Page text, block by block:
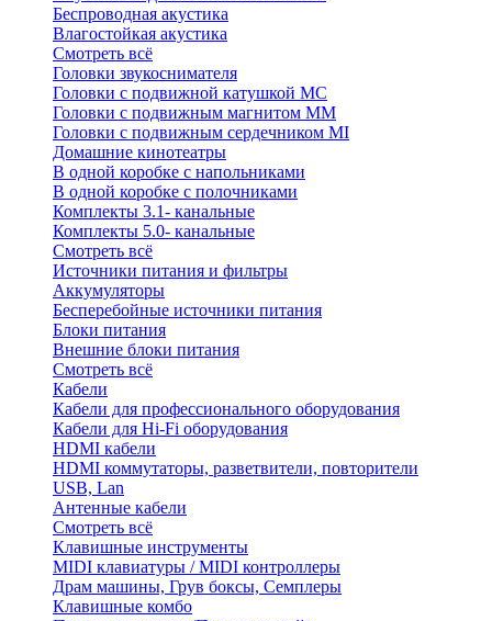
Беспроводная акустика
Влагостойкая акустика
Смотреть всё
Головки звукоснимателя
Головки с подвижной катушкой MC
Головки с подвижным магнитом ММ
Головки с подвижным сердечником MI
Домашние кинотеатры
В одной коробке с напольниками
В одной коробке с полочниками
Комплекты 3.1- канальные
Комплекты 5.0- канальные
Смотреть всё
Источники питания и фильтры
Аккумуляторы
Бесперебойные источники питания
Блоки питания
Внешние блоки питания
Смотреть всё
Кабели
Кабели для профессионального оборудования
Кабели для Hi-Fi оборудования
HDMI кабели
HDMI коммутаторы, разветвители, повторители
USB, Lan
Антенные кабели
Смотреть всё
Клавишные инструменты
MIDI клавиатуры / MIDI контроллеры
Драм машины, Грув боксы, Семплеры
Клавишные комбо